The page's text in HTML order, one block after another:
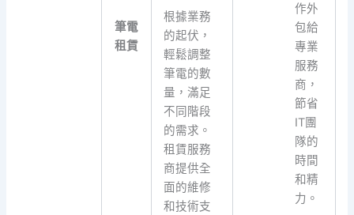
筆電
租賃
根據業務
的起伏，
輕鬆調整
筆電的數
量，滿足
不同階段
的需求。
租賃服務
商提供全
面的維修
和技術支
作外
包給
專業
服務
商，
節省
IT團
隊的
時間
和精
力。